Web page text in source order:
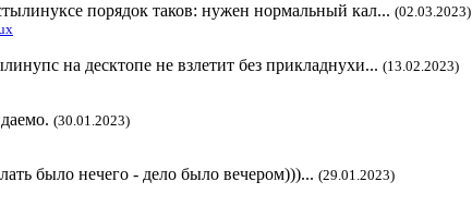
порядок таков: нужен нормальный кал... (02.03.2023)
на десктопе не взлетит без прикладнухи... (13.02.2023)
(30.01.2023)
было нечего - дело было вечером)))... (29.01.2023)